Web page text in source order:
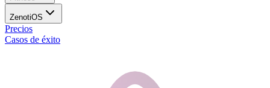
ZenotiOS
Precios
Casos de éxito